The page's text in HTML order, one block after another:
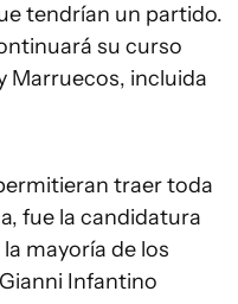
tendrían un partido.
su curso
Marruecos, incluida
traer toda
fue la candidatura
mayoría de los
Infantino